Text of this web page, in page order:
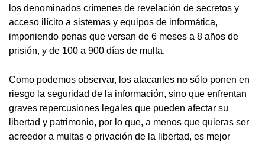
los denominados crímenes de revelación de secretos y
acceso ilícito a sistemas y equipos de informática,
imponiendo penas que versan de 6 meses a 8 años de
prisión, y de 100 a 900 días de multa.
Como podemos observar, los atacantes no sólo ponen en
riesgo la seguridad de la información, sino que enfrentan
graves repercusiones legales que pueden afectar su
libertad y patrimonio, por lo que, a menos que quieras ser
acreedor a multas o privación de la libertad, es mejor